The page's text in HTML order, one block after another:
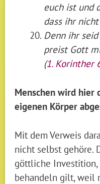
euch ist und
dass ihr
Denn ihr
preist Gott
(1. Korinther
Menschen wird hier
eigenen Körper
Mit dem Verweis
nicht selbst gehöre.
göttliche
behandeln gilt, weil